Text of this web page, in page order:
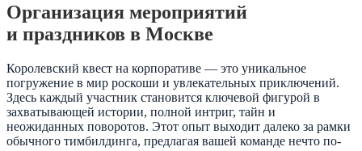
Организация мероприятий
и праздников в Москве
Королевский квест на корпоративе — это уникальное
погружение в мир роскоши и увлекательных приключений.
Здесь каждый участник становится ключевой фигурой в
захватывающей истории, полной интриг, тайн и
неожиданных поворотов. Этот опыт выходит далеко за рамки
обычного тимбилдинга, предлагая вашей команде нечто по-